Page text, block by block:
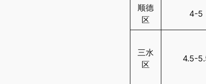
顺德
区
4-5
三水
区
4.5-